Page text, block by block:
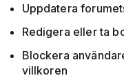
Uppdatera
Redigera eller ta
Blockera
villkoren